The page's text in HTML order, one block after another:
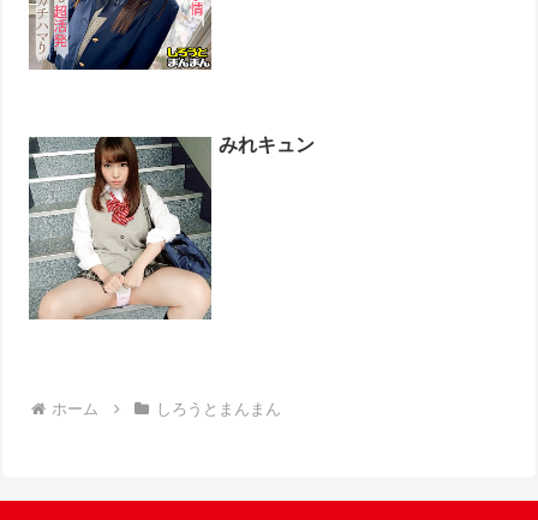
みれキュン
ホーム しろうとまんまん